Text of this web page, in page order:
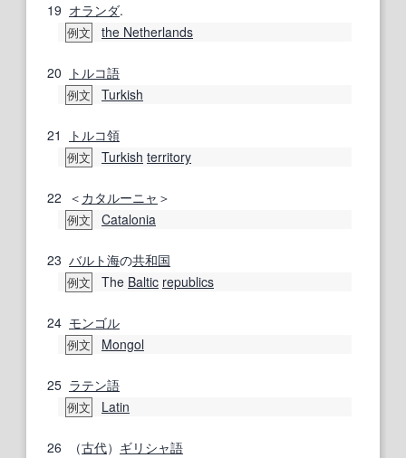
19 オランダ.
例文 the Netherlands
20 トルコ語
例文 Turkish
21 トルコ領
例文 Turkish territory
22 ＜ カタルーニャ ＞
例文 Catalonia
23 バルト海の共和国
例文 The Baltic republics
24 モンゴル
例文 Mongol
25 ラテン語
例文 Latin
26 （古代） ギリシャ語